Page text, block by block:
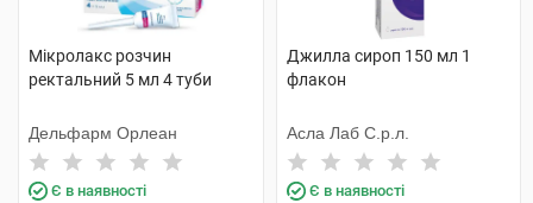
Мікролакс розчин
ректальний 5 мл 4 туби
Дельфарм Орлеан
Є в наявності
Джилла сироп 150 мл 1
флакон
Асла Лаб С.р.л.
Є в наявності